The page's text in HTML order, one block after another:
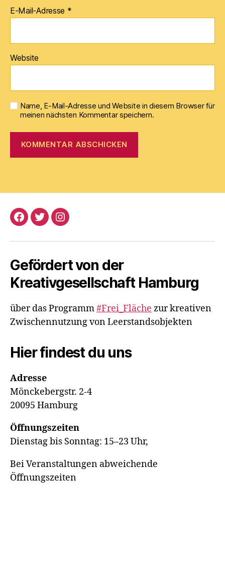
E-Mail-Adresse *
Website
Name, E-Mail-Adresse und Website in diesem Browser für
meinen nächsten Kommentar speichern.
Facebook
TwitterInstagram
Gefördert von der
Kreativgesellschaft Hamburg
über das Programm#Frei_Fläche zur kreativen
Zwischennutzung von Leerstandsobjekten
Hier findest du uns
Adresse
Mönckebergstr. 2-4
20095 Hamburg
Öffnungszeiten
Dienstag bis Sonntag: 15–23 Uhr,
Bei Veranstaltungen abweichende
Öffnungszeiten